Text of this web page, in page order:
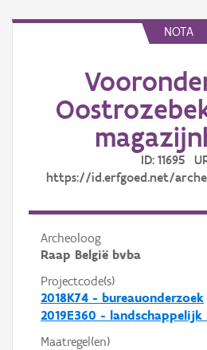
NOTA
ID: 11695
https://id.erfgoed.net/
Archeoloog
Raap België bvba
Projectcode(s)
2018K74 - bureauonderzoek
2019E360 -
Maatregel(en)